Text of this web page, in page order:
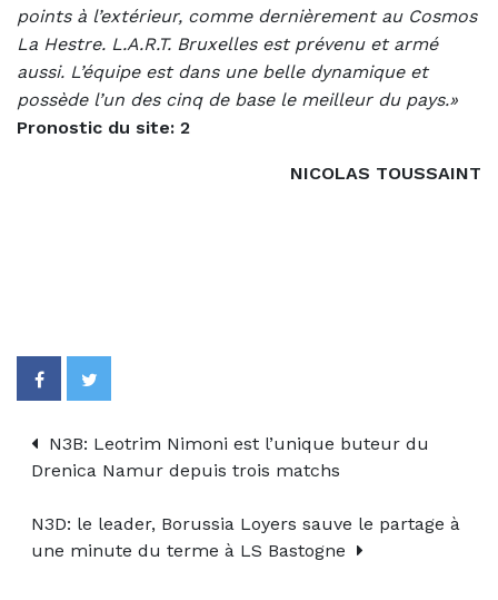
points à l’extérieur, comme dernièrement au Cosmos
La Hestre. L.A.R.T. Bruxelles est prévenu et armé
aussi. L’équipe est dans une belle dynamique et
possède l’un des cinq de base le meilleur du pays.»
Pronostic du site: 2
NICOLAS TOUSSAINT
N3B: Leotrim Nimoni est l’unique buteur du
Drenica Namur depuis trois matchs
N3D: le leader, Borussia Loyers sauve le partage à
une minute du terme à LS Bastogne